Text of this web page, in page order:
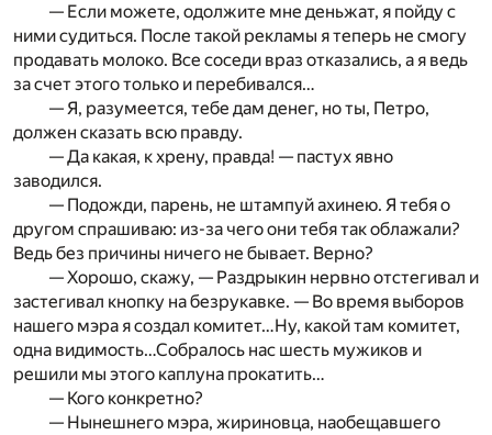
— Если можете, одолжите мне деньжат, я пойду с
ними судиться. После такой рекламы я теперь не смогу
продавать молоко. Все соседи враз отказались, а я ведь
за счет этого только и перебивался…
— Я, разумеется, тебе дам денег, но ты, Петро,
должен сказать всю правду.
— Да какая, к хрену, правда! — пастух явно
заводился.
— Подожди, парень, не штампуй ахинею. Я тебя о
другом спрашиваю: из-за чего они тебя так облажали?
Ведь без причины ничего не бывает. Верно?
— Хорошо, скажу, — Раздрыкин нервно отстегивал и
застегивал кнопку на безрукавке. — Во время выборов
нашего мэра я создал комитет…Ну, какой там комитет,
одна видимость…Собралось нас шесть мужиков и
решили мы этого каплуна прокатить…
— Кого конкретно?
— Нынешнего мэра, жириновца, наобещавшего